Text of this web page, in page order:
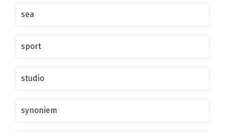
sea
sport
studio
synoniem